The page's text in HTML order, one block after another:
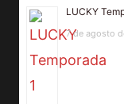
LUCKY
7 de agosto